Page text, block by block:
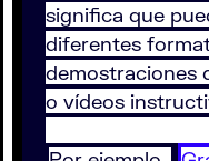
significa que
diferentes
demostraciones
o vídeos